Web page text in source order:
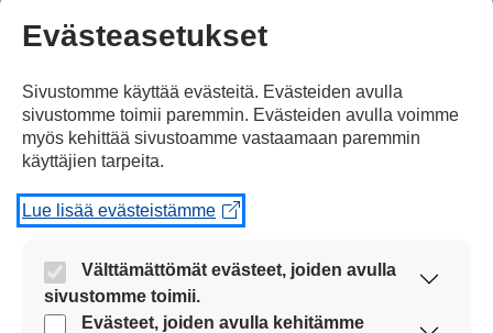
valtavan tyhjyyden kuningatar Elisabetin
elämään. Näin kertoi prinssi Andrew.
– Me olemme menettäneet
kansakunnan isoisän, Andrew sanoi
Hautajaisiin osallistuu vain 30 vierasta.
Syynä ovat koronarajoitukset.
Evästeasetukset
Sivustomme käyttää evästeitä. Evästeiden avulla
sivustomme toimii paremmin. Evästeiden avulla voimme
myös kehittää sivustoamme vastaamaan paremmin
käyttäjien tarpeita.
Lue lisää evästeistämme
Välttämättömät evästeet, joiden avulla
sivustomme toimii.
Nämä evästeet ovat aina käytössä, jotta
Evästeet, joiden avulla kehitämme